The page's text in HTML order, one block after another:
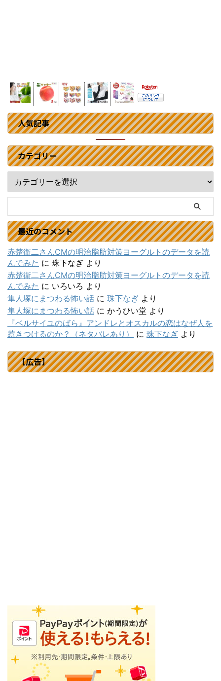
人気記事
カテゴリー
最近のコメント
赤楚衛二さんCMの明治脂肪対策ヨーグルトのデータを読
んでみた に 珠下なぎ より
赤楚衛二さんCMの明治脂肪対策ヨーグルトのデータを読
んでみた に いろいろ より
隼人塚にまつわる怖い話 に 珠下なぎ より
隼人塚にまつわる怖い話 に かうひい堂 より
『ベルサイユのばら』アンドレとオスカルの恋はなぜ人を
惹きつけるのか？（ネタバレあり）
に 珠下なぎ より
【広告】